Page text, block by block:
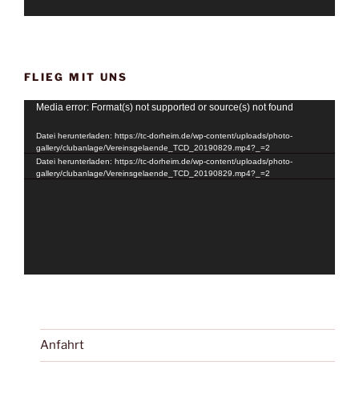
FLIEG MIT UNS
Video-
Media error: Format(s) not supported or source(s) not found
Datei herunterladen: https://tc-dorheim.de/wp-content/uploads/photo-
gallery/clubanlage/Vereinsgelaende_TCD_20190829.mp4?_=2
Datei herunterladen: https://tc-dorheim.de/wp-content/uploads/photo-
gallery/clubanlage/Vereinsgelaende_TCD_20190829.mp4?_=2
Anfahrt